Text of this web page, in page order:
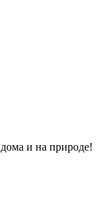
и на природе!